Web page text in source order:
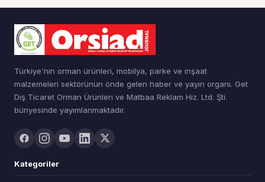
Türkiye'nin orman ürünleri, mobilya, parke ve inşaat
malzemeleri sektörünün önde gelen haber ve yayın organı. Get
Dış Ticaret Orman Ürünleri ve Matbaa Reklam Hiz. Ltd. Şti.
bünyesinde yayımlanmaktadır.
Kategoriler